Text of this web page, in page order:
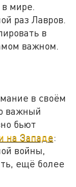
мире.
раз Лавров.
в
важном.
в своём
важный
бьют
на Западе:
войны,
ещё более